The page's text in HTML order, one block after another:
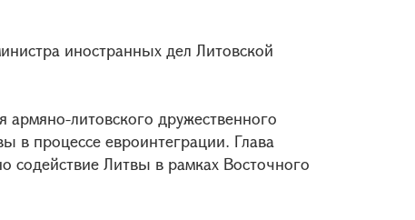
иностранных дел Литовской
армяно-литовского дружественного
в процессе евроинтеграции. Глава
содействие Литвы в рамках Восточного